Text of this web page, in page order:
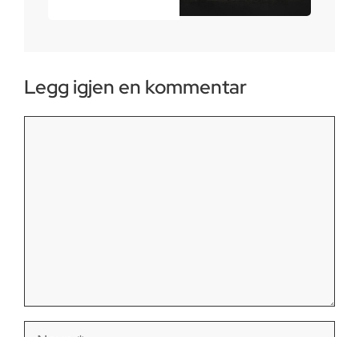
Legg igjen en kommentar